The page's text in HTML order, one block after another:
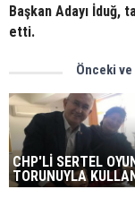
Başkan Adayı İduğ,
etti.
Önceki
CHP'Lİ SERTEL
TORUNUYLA